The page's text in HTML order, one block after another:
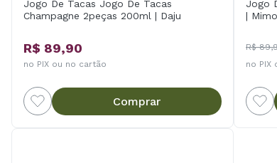
Jogo De Tacas Jogo De Tacas
Champagne 2peças 200ml | Daju
R$ 89,90
no PIX ou no cartão
Comprar
Jogo
| Mimo
R$
no PIX